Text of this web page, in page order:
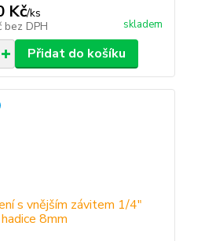
Kč/ks
bez DPH skladem
Přidat do košíku